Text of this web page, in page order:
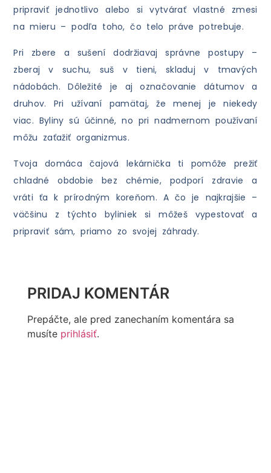
pripraviť jednotlivo alebo si vytvárať vlastné zmesi
na mieru – podľa toho, čo telo práve potrebuje.
Pri zbere a sušení dodržiavaj správne postupy –
zberaj v suchu, suš v tieni, skladuj v tmavých
nádobách. Dôležité je aj označovanie dátumov a
druhov. Pri užívaní pamätaj, že menej je niekedy
viac. Byliny sú účinné, no pri nadmernom používaní
môžu zaťažiť organizmus.
Tvoja domáca čajová lekárnička ti pomôže prežiť
chladné obdobie bez chémie, podporí zdravie a
vráti ťa k prírodným koreňom. A čo je najkrajšie –
väčšinu z týchto byliniek si môžeš vypestovať a
pripraviť sám, priamo zo svojej záhrady.
PRIDAJ KOMENTÁR
Prepáčte, ale pred zanechaním komentára sa
musíte prihlásiť.